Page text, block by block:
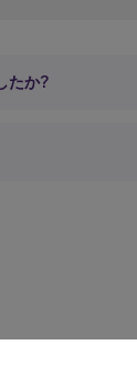
たか?